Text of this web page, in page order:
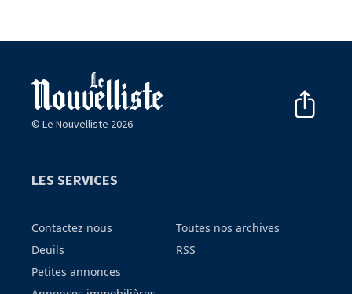
© Le Nouvelliste 2026
LES SERVICES
Contactez nous
Deuils
Petites annonces
Toutes nos archives
RSS